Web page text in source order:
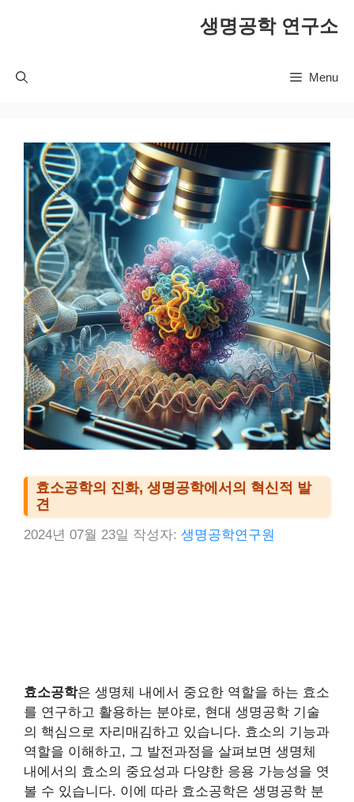
생명공학 연구소
Menu
효소공학의 진화, 생명공학에서의 혁신적 발
견
2024년 07월 23일 작성자: 생명공학연구원
효소공학은 생명체 내에서 중요한 역할을 하는 효소
를 연구하고 활용하는 분야로, 현대 생명공학 기술
의 핵심으로 자리매김하고 있습니다. 효소의 기능과
역할을 이해하고, 그 발전과정을 살펴보면 생명체
내에서의 효소의 중요성과 다양한 응용 가능성을 엿
볼 수 있습니다. 이에 따라 효소공학은 생명공학 분